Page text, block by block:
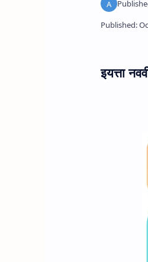
इयत्ता